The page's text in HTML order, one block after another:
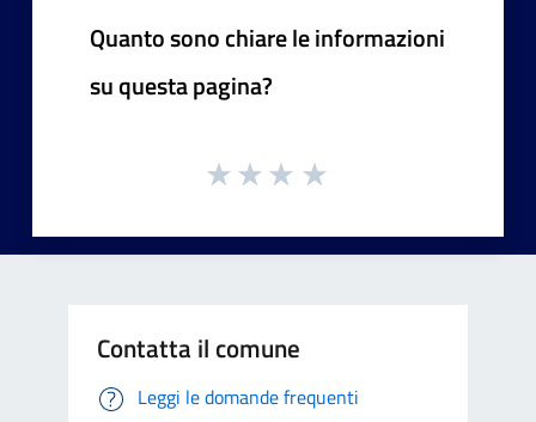
Quanto sono chiare le informazioni
su questa pagina?
Contatta il comune
Leggi le domande frequenti